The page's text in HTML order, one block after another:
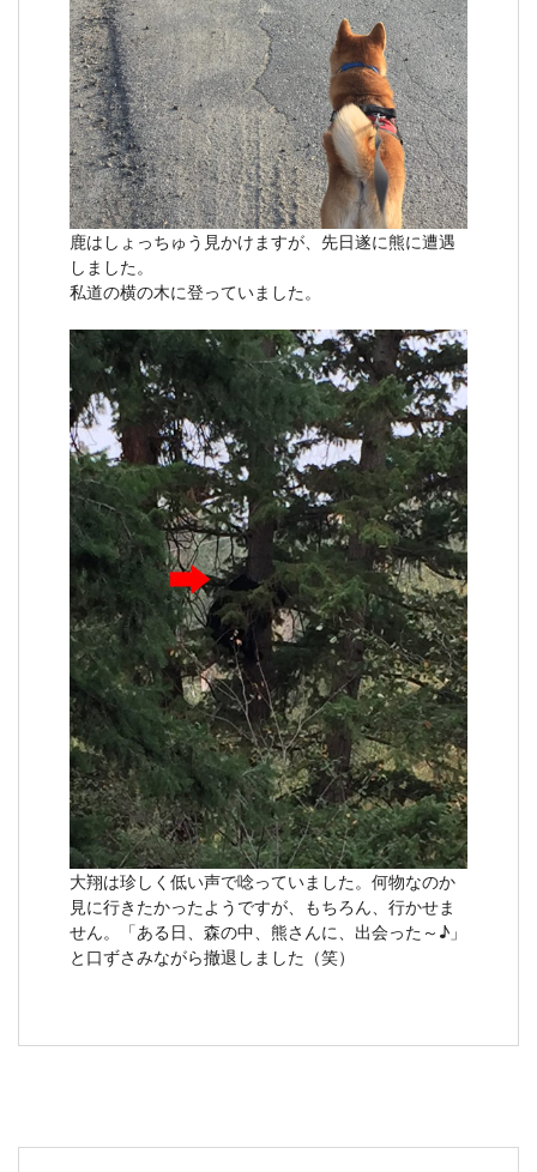
鹿はしょっちゅう見かけますが、先日遂に熊に遭遇
しました。
私道の横の木に登っていました。
大翔は珍しく低い声で唸っていました。何物なのか
見に行きたかったようですが、もちろん、行かせま
せん。「ある日、森の中、熊さんに、出会った～♪」
と口ずさみながら撤退しました（笑）